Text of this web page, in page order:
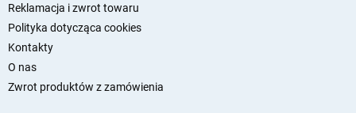
Reklamacja i zwrot towaru
Polityka dotycząca cookies
Kontakty
O nas
Zwrot produktów z zamówienia